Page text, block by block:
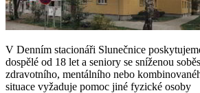
V Denním stacionáři Slunečnice
dospělé od 18 let a seniory se sníženou
zdravotního, mentálního nebo
situace vyžaduje pomoc jiné fyzické osoby